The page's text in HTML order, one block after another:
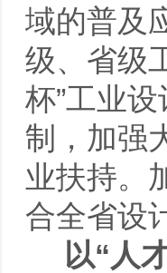
域的普及
级、省级
杯”工业
制，加强
业扶持。
合全省设
以“人